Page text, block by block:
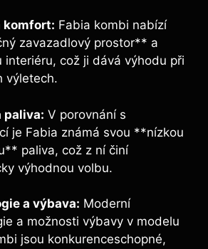
komfort: Fabia kombi nabízí
zavazadlový prostor** a
interiéru, což ji dává výhodu při
výletech.
paliva: V porovnání s
je Fabia známá svou **nízkou
paliva, což z ní činí
výhodnou volbu.
a výbava: Moderní
a možnosti výbavy v modelu
jsou konkurenceschopné,